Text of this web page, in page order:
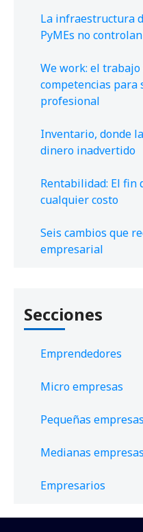
La infraestructura
PyMEs no controlan
We work: el
competencias para
profesional
Inventario, donde
dinero inadvertido
Rentabilidad: El fin
cualquier costo
Seis cambios que
empresarial
Secciones
Emprendedores
Micro empresas
Pequeñas empresas
Medianas empresas
Empresarios